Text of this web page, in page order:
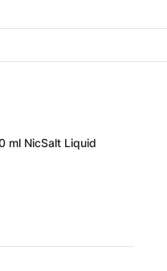
ml NicSalt Liquid